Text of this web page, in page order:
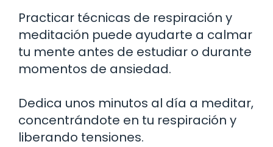
Practicar técnicas de respiración y
meditación puede ayudarte a calmar
tu mente antes de estudiar o durante
momentos de ansiedad.
Dedica unos minutos al día a meditar,
concentrándote en tu respiración y
liberando tensiones.